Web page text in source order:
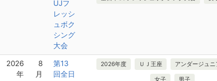
UJフ
レッシ
ュボク
シング
大会
2026
年
8
月
第13
回全日
2026年度 ＵＪ王座 アンダージュ
女子 男子